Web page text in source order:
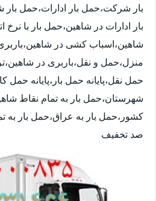
بار شرکت،حمل بار ادارات،حمل
بار ادارات در شاهین،حمل بار با نرخ
شاهین،اسباب کشی در
منزل،حمل و نقل،باربری در
حمل نقل،پایانه حمل بار،پایانه حمل
شهرستان،حمل بار به تمام نقاط
صد تخفیف